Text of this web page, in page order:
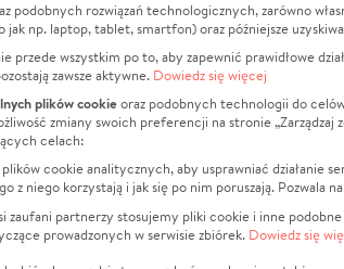
Informacje
Jak to działa?
Regulamin
Polityka Prywatności
Kontakt
Porównanie serwisów
Polityka plików cookie
podobnych rozwiązań technologicznych, zarówno
jak np. laptop, tablet, smartfon) oraz późniejsze
wszystkim po to, aby zapewnić prawidłowe
zawsze aktywne. Dowiedz się więcej
plików cookieoraz podobnych technologii do
zmiany swoich preferencji na stronie
celach:
cookie analitycznych, aby usprawniać działanie
z niego korzystają i jak się po nim poruszają.
zaufani partnerzy stosujemy pliki cookie i inne
prowadzonych w serwisie zbiórek. Dowiedz się